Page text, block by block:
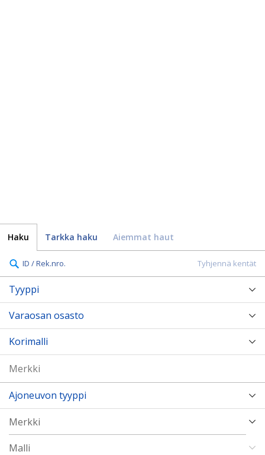
Haku Tarkka haku Aiemmat haut
Tyhjennä kentät
ID / Rek.nro.
Tyyppi
Varaosan osasto
Korimalli
Ajoneuvon tyyppi